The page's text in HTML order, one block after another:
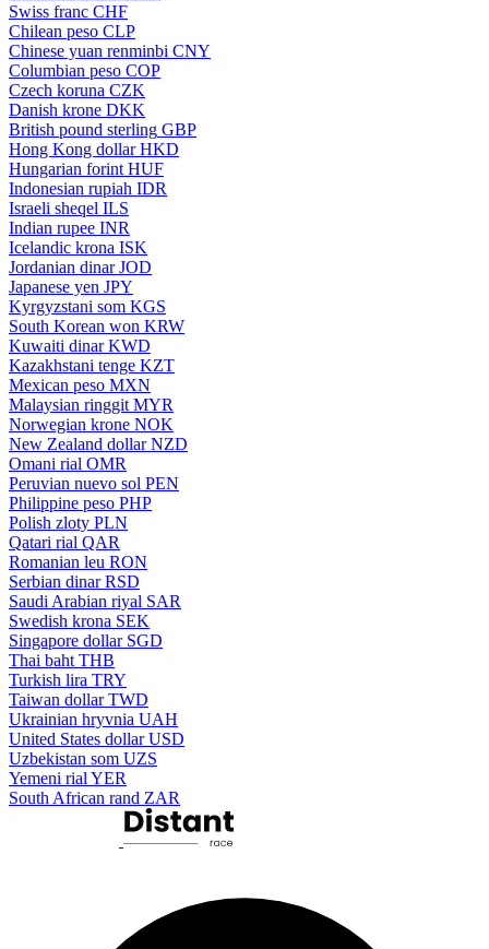
Swiss franc CHF
Chilean peso CLP
Chinese yuan renminbi CNY
Columbian peso COP
Czech koruna CZK
Danish krone DKK
British pound sterling GBP
Hong Kong dollar HKD
Hungarian forint HUF
Indonesian rupiah IDR
Israeli sheqel ILS
Indian rupee INR
Icelandic krona ISK
Jordanian dinar JOD
Japanese yen JPY
Kyrgyzstani som KGS
South Korean won KRW
Kuwaiti dinar KWD
Kazakhstani tenge KZT
Mexican peso MXN
Malaysian ringgit MYR
Norwegian krone NOK
New Zealand dollar NZD
Omani rial OMR
Peruvian nuevo sol PEN
Philippine peso PHP
Polish zloty PLN
Qatari rial QAR
Romanian leu RON
Serbian dinar RSD
Saudi Arabian riyal SAR
Swedish krona SEK
Singapore dollar SGD
Thai baht THB
Turkish lira TRY
Taiwan dollar TWD
Ukrainian hryvnia UAH
United States dollar USD
Uzbekistan som UZS
Yemeni rial YER
South African rand ZAR